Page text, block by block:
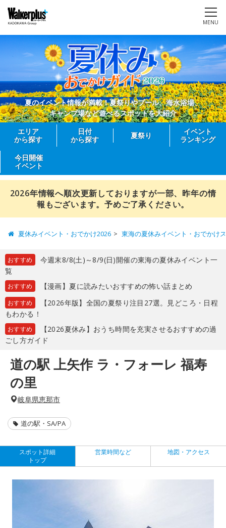
MENU
夏のイベント情報が満載！夏祭りやプール、海水浴場、
キャンプ場など遊べるスポットを大紹介
エリア
から探す
日付
から探す
夏祭り
イベント
ランキング
今日開催
イベント
2026年情報へ順次更新しておりますが一部、昨年の情
報もございます。予めご了承ください。
夏休みイベント・おでかけ2026 東海の夏休みイベント・おでかけ
おすすめ
今週末8/8(土)～8/9(日)開催の東海の夏休みイベント一
覧
おすすめ 【漫画】夏に読みたいおすすめの怖い話まとめ
おすすめ
【2026年版】全国の夏祭り注目27選。見どころ・日程
もわかる！
おすすめ
【2026夏休み】おうち時間を充実させるおすすめの過
ごし方ガイド
道の駅 上矢作 ラ・フォーレ 福寿
の里
岐阜県恵那市
道の駅・SA/PA
スポット詳細
トップ
営業時間など 地図・アクセス